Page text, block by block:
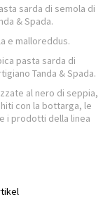
sarda di semola di
& Spada.
e malloreddus.
pasta sarda di
Tanda & Spada.
al nero di seppia,
con la bottarga, le
i prodotti della linea